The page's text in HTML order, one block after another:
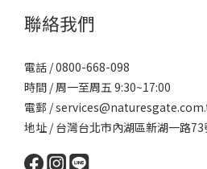
聯絡我們
電話 / 0800-668-098
時間 / 周一至周五 9:30~17:00
電郵 /
地址 / 台灣台北市內湖區新湖一路